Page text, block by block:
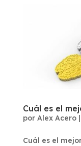
Cuál es el
por Alex Acero|
Cuál es el